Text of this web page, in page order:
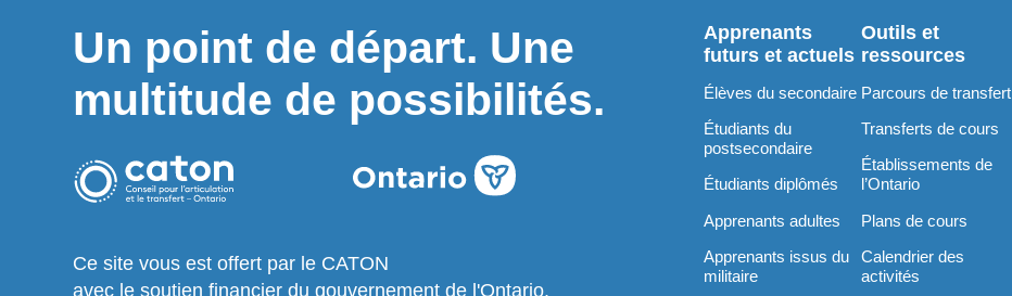
Un point de départ. Une
multitude de possibilités.
Ce site vous est offert par le CATON
avec le soutien financier du gouvernement de l'Ontario.
Apprenants
futurs et actuels
Élèves du secondaire
Étudiants du
postsecondaire
Étudiants diplômés
Apprenants adultes
Apprenants issus du
militaire
Outils et
ressources
Parcours de transfert
Transferts de cours
Établissements de
l’Ontario
Plans de cours
Calendrier des
activités